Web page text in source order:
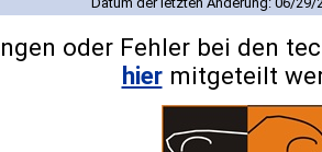
oder Fehler bei den
hiermitgeteilt